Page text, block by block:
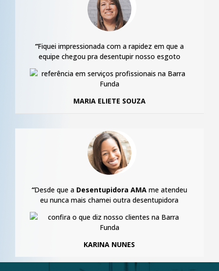
“Fiquei impressionada com a rapidez em que a
equipe chegou pra desentupir nosso esgoto
MARIA ELIETE SOUZA
“Desde que a Desentupidora AMA me atendeu
eu nunca mais chamei outra desentupidora
KARINA NUNES